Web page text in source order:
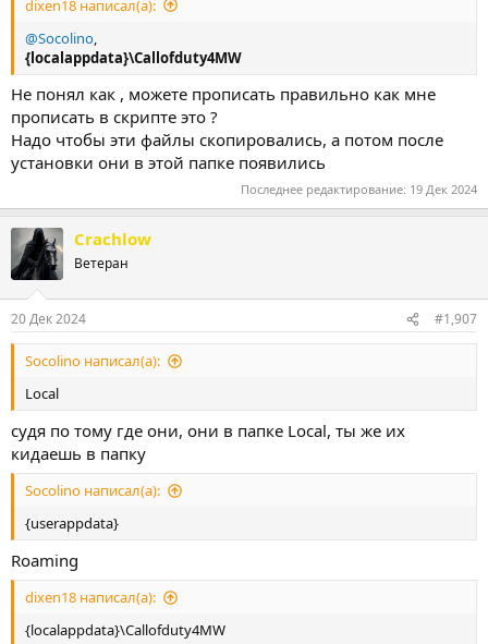
dixen18 написал(а):
@Socolino
{localappdata}\Callofduty4MW
Не понял как , можете прописать правильно как мне
прописать в скрипте это ?
Надо чтобы эти файлы скопировались, а потом после
установки они в этой папке появились
Последнее редактирование: 19 Дек 2024
Crachlow
Ветеран
20 Дек 2024 #1,907
Socolino написал(а):
Local
судя по тому где они, они в папке Local, ты же их
кидаешь в папку
Socolino написал(а):
{userappdata}
Roaming
dixen18 написал(а):
{localappdata}\Callofduty4MW